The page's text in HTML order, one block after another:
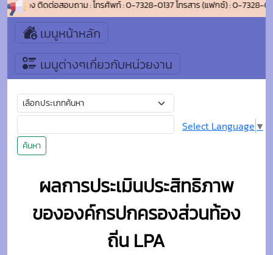
อกช้าง ติดต่อสอบถาม : โทรศัพท์ : 0-7328-0137 โทรสาร (แฟกซ์) : 0-7328-
เมนูหน้าหลัก
เมนูต่างๆเกี่ยวกับหน่วยงาน
ค้นหา
Select Language ▼
ผลการประเมินประสิทธิภาพ
ขององค์กรปกครองส่วนท้อง
ถิ่น LPA